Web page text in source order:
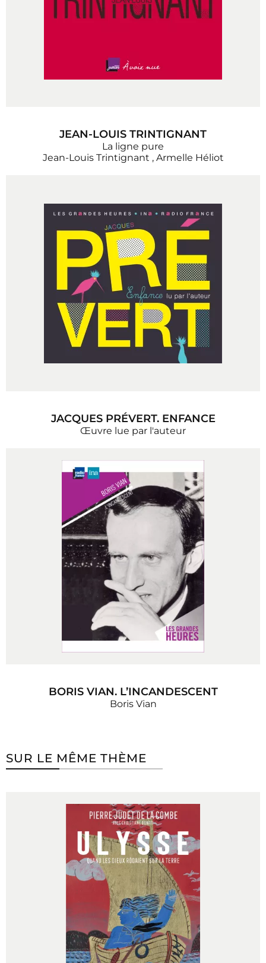
JEAN-LOUIS TRINTIGNANT
La ligne pure
Jean-Louis Trintignant , Armelle Héliot
JACQUES PRÉVERT. ENFANCE
Œuvre lue par l'auteur
BORIS VIAN. L’INCANDESCENT
Boris Vian
SUR LE MÊME THÈME